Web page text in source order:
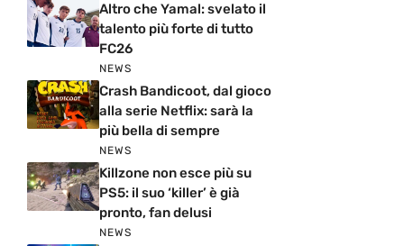
Altro che Yamal: svelato il
talento più forte di tutto
FC26
NEWS
Crash Bandicoot, dal gioco
alla serie Netflix: sarà la
più bella di sempre
NEWS
Killzone non esce più su
PS5: il suo ‘killer’ è già
pronto, fan delusi
NEWS